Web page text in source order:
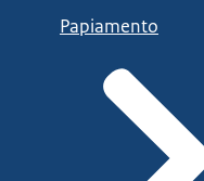
Papiamento